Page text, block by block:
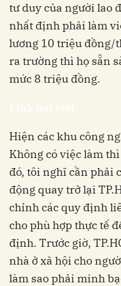
tư duy của người lao
nhất định phải làm
lương 10 triệu đồng/
ra trường thì họ sẵn
mức 8 triệu đồng.
Hiện các khu công
Không có việc làm
đó, tôi nghĩ cần phải
động quay trở lại
chỉnh các quy định
cho phù hợp thực tế
định. Trước giờ,
nhà ở xã hội cho
làm sao phải minh